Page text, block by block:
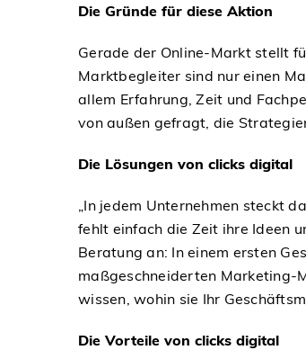
Die Gründe für diese Aktion
Gerade der Online-Markt stellt
Marktbegleiter sind nur einen
allem Erfahrung, Zeit und
von außen gefragt, die
Die Lösungen von clicks digital
„In jedem Unternehmen steckt
fehlt einfach die Zeit ihre Ideen
Beratung an: In einem ersten
maßgeschneiderten Marketing-
wissen, wohin sie Ihr
Die Vorteile von clicks digital